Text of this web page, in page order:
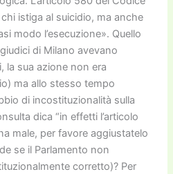
chi istiga al suicidio, ma anche
modo l’esecuzione». Quello
di Milano avevano
la sua azione non era
ma allo stesso tempo
di incostituzionalità sulla
dica “in effetti l’articolo
male, per favore aggiustatelo
se il Parlamento non
corretto)? Per